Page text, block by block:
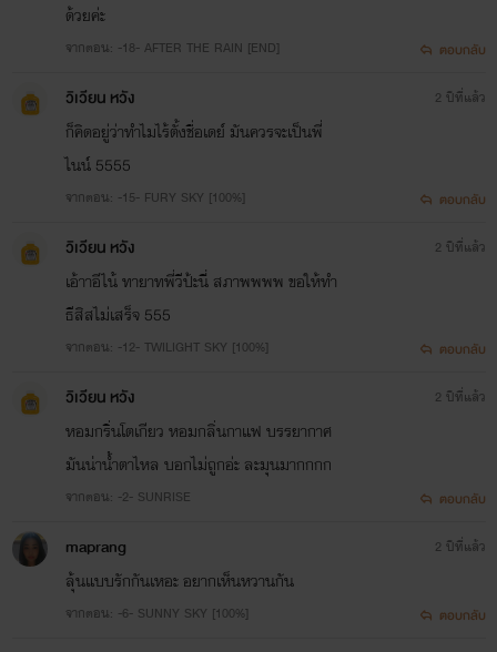
ด้วยค่ะ
จากตอน: -18- AFTER THE RAIN [END] ตอบกลับ
วิเวียน หวัง
ก็คิดอยู่ว่าทำไมไร้ตั้งชื่อเดย์ มันควรจะเป็นพี่
ไนน์ 5555
จากตอน: -15- FURY SKY [100%]
2 ปีที่แล้ว
ตอบกลับ
วิเวียน หวัง
เอ้าาอีไน้ ทายาทพี่วีป้ะนี่ สภาพพพพ ขอให้ทำ
ธีสิสไม่เสร็จ 555
จากตอน: -12- TWILIGHT SKY [100%]
2 ปีที่แล้ว
ตอบกลับ
วิเวียน หวัง
หอมกริ่นโตเกียว หอมกลิ่นกาแฟ บรรยากาศ
มันน่าน้ำตาไหล บอกไม่ถูกอ่ะ ละมุนมากกกก
จากตอน: -2- SUNRISE
2 ปีที่แล้ว
ตอบกลับ
maprang
ลุ้นแบบรักกันเหอะ อยากเห็นหวานกัน
จากตอน: -6- SUNNY SKY [100%]
2 ปีที่แล้ว
ตอบกลับ